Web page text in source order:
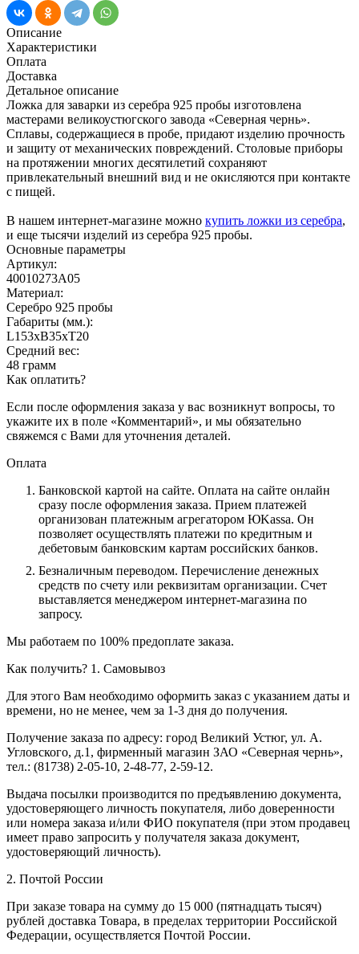
Описание
Характеристики
Оплата
Доставка
Детальное описание
Ложка для заварки из серебра 925 пробы изготовлена
мастерами великоустюгского завода «Северная чернь».
Сплавы, содержащиеся в пробе, придают изделию прочность
и защиту от механических повреждений. Столовые приборы
на протяжении многих десятилетий сохраняют
привлекательный внешний вид и не окисляются при контакте
с пищей.
В нашем интернет-магазине можно купить ложки из серебра,
и еще тысячи изделий из серебра 925 пробы.
Основные параметры
Артикул:
40010273А05
Материал:
Серебро 925 пробы
Габариты (мм.):
L153хB35хT20
Средний вес:
48 грамм
Как оплатить?
Если после оформления заказа у вас возникнут вопросы, то
укажите их в поле «Комментарий», и мы обязательно
свяжемся с Вами для уточнения деталей.
Оплата
Банковской картой на сайте. Оплата на сайте онлайн
сразу после оформления заказа. Прием платежей
организован платежным агрегатором ЮKassa. Он
позволяет осуществлять платежи по кредитным и
дебетовым банковским картам российских банков.
Безналичным переводом. Перечисление денежных
средств по счету или реквизитам организации. Счет
выставляется менеджером интернет-магазина по
запросу.
Мы работаем по 100% предоплате заказа.
Как получить? 1. Самовывоз
Для этого Вам необходимо оформить заказ с указанием даты и
времени, но не менее, чем за 1-3 дня до получения.
Получение заказа по адресу: город Великий Устюг, ул. А.
Угловского, д.1, фирменный магазин ЗАО «Северная чернь»,
тел.: (81738) 2-05-10, 2-48-77, 2-59-12.
Выдача посылки производится по предъявлению документа,
удостоверяющего личность покупателя, либо доверенности
или номера заказа и/или ФИО покупателя (при этом продавец
имеет право запросить у получателя заказа документ,
удостоверяющий личность).
2. Почтой России
При заказе товара на сумму до 15 000 (пятнадцать тысяч)
рублей доставка Товара, в пределах территории Российской
Федерации, осуществляется Почтой России.